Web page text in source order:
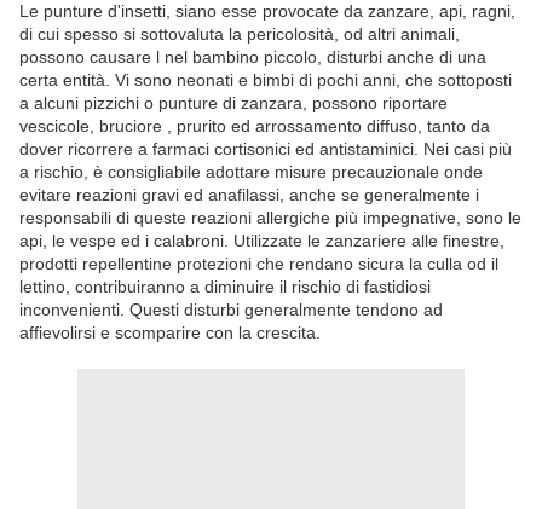
Le punture d'insetti, siano esse provocate da zanzare, api, ragni,
di cui spesso si sottovaluta la pericolosità, od altri animali,
possono causare l nel bambino piccolo, disturbi anche di una
certa entità. Vi sono neonati e bimbi di pochi anni, che sottoposti
a alcuni pizzichi o punture di zanzara, possono riportare
vescicole, bruciore , prurito ed arrossamento diffuso, tanto da
dover ricorrere a farmaci cortisonici ed antistaminici. Nei casi più
a rischio, è consigliabile adottare misure precauzionale onde
evitare reazioni gravi ed anafilassi, anche se generalmente i
responsabili di queste reazioni allergiche più impegnative, sono le
api, le vespe ed i calabroni. Utilizzate le zanzariere alle finestre,
prodotti repellentine protezioni che rendano sicura la culla od il
lettino, contribuiranno a diminuire il rischio di fastidiosi
inconvenienti. Questi disturbi generalmente tendono ad
affievolirsi e scomparire con la crescita.